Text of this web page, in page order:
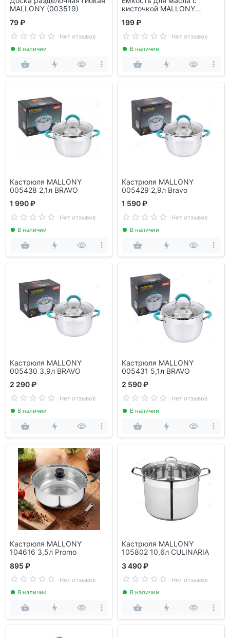
MALLONY (003519)
79 ₽
Нет отзывов
В наличии
кисточкой MALLONY
199 ₽
Нет отзывов
В наличии
Кастрюля MALLONY
005428 2,1л ВRAVO
1 990 ₽
Нет отзывов
В наличии
Кастрюля MALLONY
005429 2,9л Bravo
1 590 ₽
Нет отзывов
В наличии
Кастрюля MALLONY
005430 3,9л ВRAVO
2 290 ₽
Нет отзывов
В наличии
Кастрюля MALLONY
005431 5,1л ВRAVO
2 590 ₽
Нет отзывов
В наличии
Кастрюля MALLONY
104616 3,5л Promo
895 ₽
Нет отзывов
В наличии
Кастрюля MALLONY
105802 10,6л CULINARIA
3 490 ₽
Нет отзывов
В наличии